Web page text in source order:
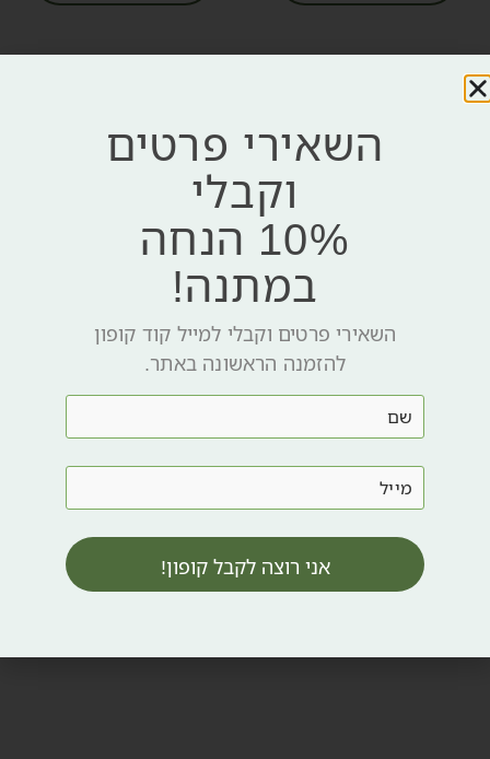
קרם פילינג
MICRODERMABRATION
MASK
₪386
הוספה לסל
השאירי פרטים
וקבלי
10% הנחה
במתנה!
השאירי פרטים וקבלי למייל קוד קופון
להזמנה הראשונה באתר.
אני רוצה לקבל קופון!